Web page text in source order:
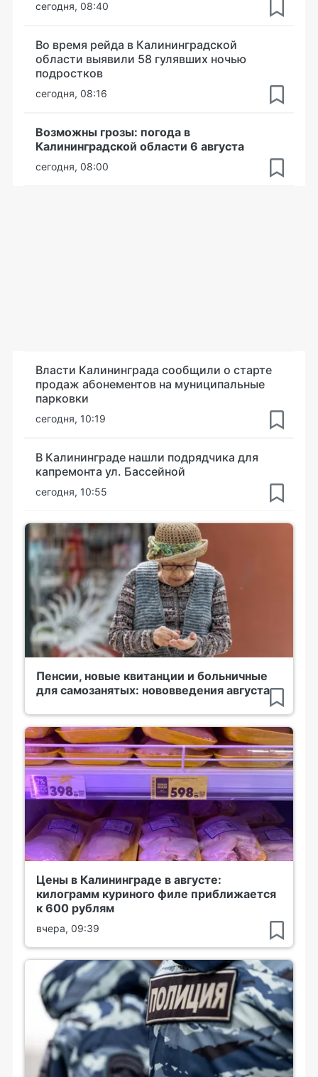
сегодня, 08:40
Во время рейда в Калининградской
области выявили 58 гулявших ночью
подростков
сегодня, 08:16
Возможны грозы: погода в
Калининградской области 6 августа
сегодня, 08:00
Власти Калининграда сообщили о старте
продаж абонементов на муниципальные
парковки
сегодня, 10:19
В Калининграде нашли подрядчика для
капремонта ул. Бассейной
сегодня, 10:55
Пенсии, новые квитанции и больничные
для самозанятых: нововведения августа
Цены в Калининграде в августе:
килограмм куриного филе приближается
к 600 рублям
вчера, 09:39